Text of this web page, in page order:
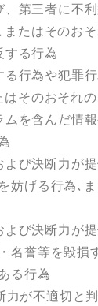
第三者に不
またはそのお
する行為
行為や犯罪
はそのおそれ
を含んだ情
び決断力が
妨げる行為､
び決断力が
名誉等を毀損
る行為
力が不適切と